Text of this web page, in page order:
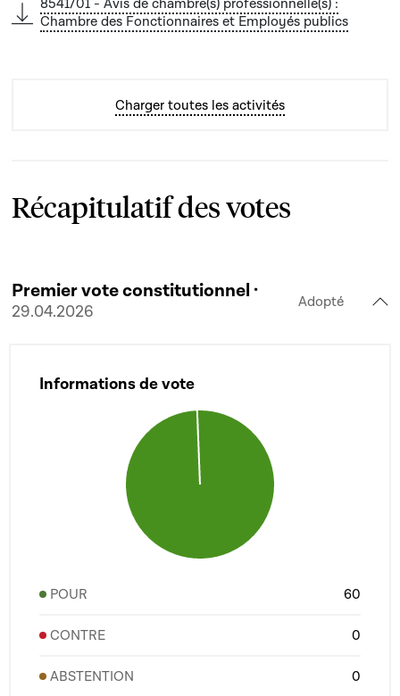
8541/01 - Avis de chambre(s) professionnelle(s) :
Chambre des Fonctionnaires et Employés publics
Charger toutes les activités
Récapitulatif des votes
Premier vote constitutionnel ·
29.04.2026
Adopté
Informations de vote
POUR 60
CONTRE 0
ABSTENTION 0